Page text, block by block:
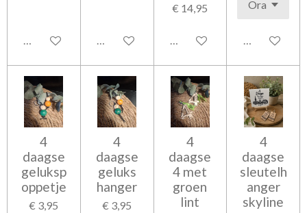
Bekijk details Bekijk details
€ 14,95
Bekijk details In
4
daagse
geluksp
oppetje
€ 3,95
4
daagse
geluks
hanger
€ 3,95
4
daagse
4 met
groen
lint
4
daagse
sleutelh
anger
skyline